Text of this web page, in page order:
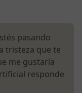
pasando
tristeza que te
me gustaría
responde